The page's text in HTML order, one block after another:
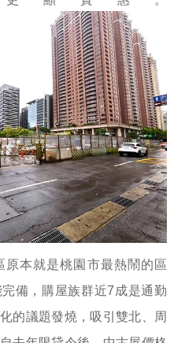
原本就是桃園市最熱鬧的區
備，購屋族群近7成是通勤
的議題發燒，吸引雙北、周